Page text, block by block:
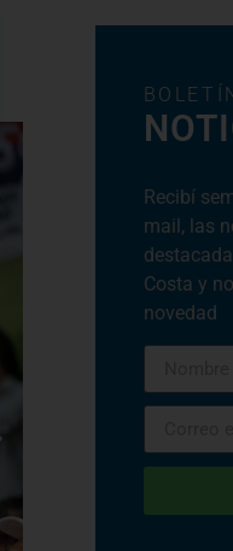
Recibí
mail, las
Costa y
novedad